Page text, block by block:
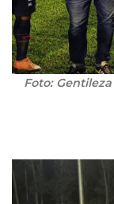
Foto: